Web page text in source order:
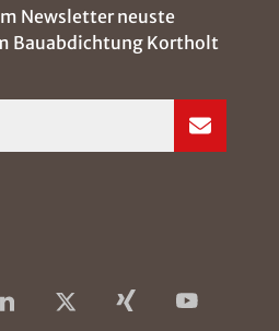
Newsletter neuste
Bauabdichtung Kortholt